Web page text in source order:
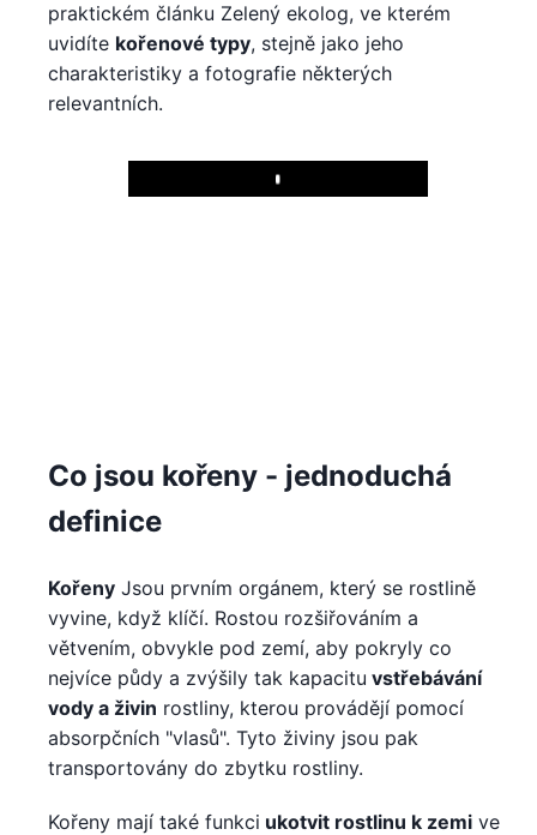
praktickém článku Zelený ekolog, ve kterém
uvidíte kořenové typy, stejně jako jeho
charakteristiky a fotografie některých
relevantních.
Play
Co jsou kořeny - jednoduchá
definice
Kořeny Jsou prvním orgánem, který se rostlině
vyvine, když klíčí. Rostou rozšiřováním a
větvením, obvykle pod zemí, aby pokryly co
nejvíce půdy a zvýšily tak kapacitu vstřebávání
vody a živin rostliny, kterou provádějí pomocí
absorpčních "vlasů". Tyto živiny jsou pak
transportovány do zbytku rostliny.
Kořeny mají také funkci ukotvit rostlinu k zemi ve